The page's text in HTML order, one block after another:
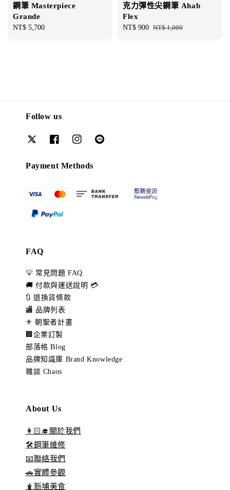
鋼筆 Masterpiece
Grande
Regular
NT$ 5,700
克力彈性尖鋼筆 Ahab
Flex
Sale
NT$ 900 Regular
NT$ 1,000
Follow us
Payment Methods
FAQ
💡 常見問題 FAQ
🚚 付款與運送說明 💳
🔃 退換貨條款
🏬 品牌列表
⚜️ 朝聖者計畫
🏢企業訂製
部落格 Blog
品牌知識庫 Brand Knowledge
雜談 Chaos
About Us
👩🏻‍🎓關於我們
🛠️鋼筆維修
📧聯絡我們
🚗實體參觀
🧋新埔美食